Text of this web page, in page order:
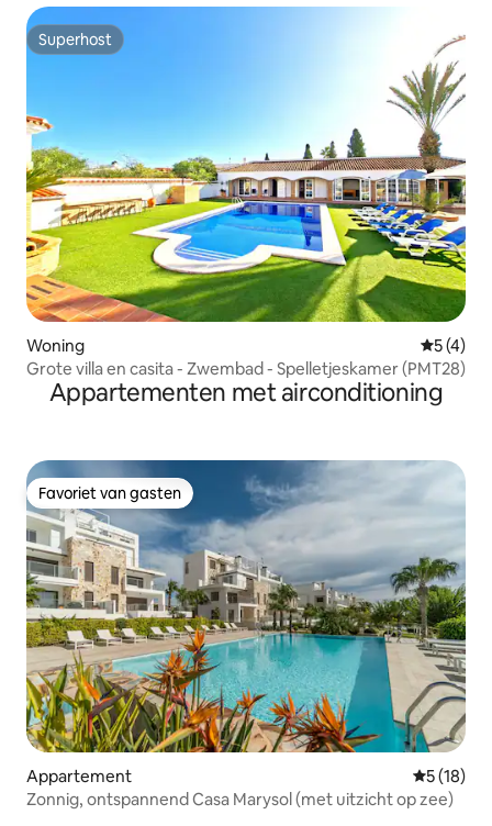
Superhost
Superhost
Woning
5 (4)
Grote villa en casita - Zwembad - Spelletjeskamer (PMT28)
Appartementen met airconditioning
Favoriet van gasten
Favoriet van gasten
Appartement
5 (18)
Zonnig, ontspannend Casa Marysol (met uitzicht op zee)